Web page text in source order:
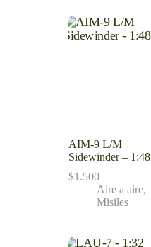
AIM-9 L/M
Sidewinder – 1:48
$1.500
Aire a aire,
Misiles